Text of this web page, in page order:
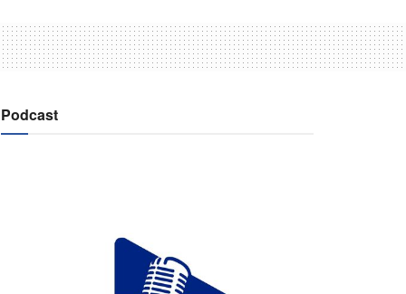
Podcast